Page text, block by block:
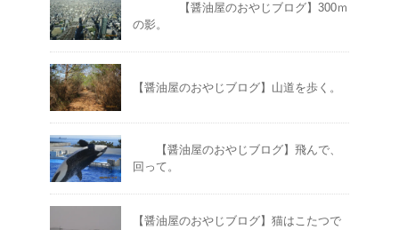
【醤油屋のおやじブログ】300ｍ
の影。
【醤油屋のおやじブログ】山道を歩く。
【醤油屋のおやじブログ】飛んで、
回って。
【醤油屋のおやじブログ】猫はこたつで